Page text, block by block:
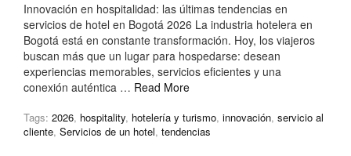
Innovación en hospitalidad: las últimas tendencias en
servicios de hotel en Bogotá 2026 La industria hotelera en
Bogotá está en constante transformación. Hoy, los viajeros
buscan más que un lugar para hospedarse: desean
experiencias memorables, servicios eficientes y una
conexión auténtica … Read More
Tags: 2026, hospitality, hotelería y turismo, innovación, servicio al
cliente, Servicios de un hotel, tendencias